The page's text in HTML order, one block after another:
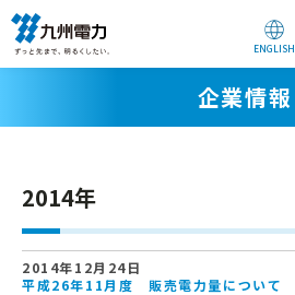
ENGLISH
企業情報
2014年
2014年12月24日
平成26年11月度 販売電力量について